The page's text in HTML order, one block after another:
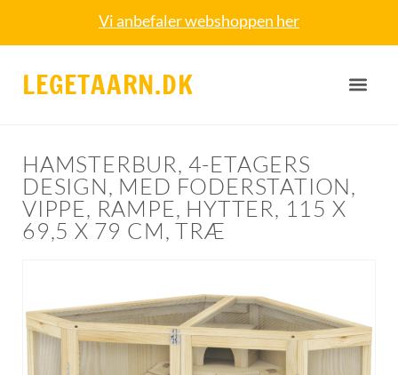
Vi anbefaler webshoppen her
LEGETAARN.DK
HAMSTERBUR, 4-ETAGERS
DESIGN, MED FODERSTATION,
VIPPE, RAMPE, HYTTER, 115 X
69,5 X 79 CM, TRÆ